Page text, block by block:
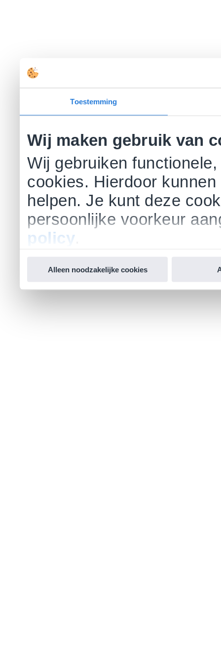
Toestemming
Wij maken gebruik van
Wij gebruiken
cookies. Hierdoor
helpen. Je kunt deze
persoonlijke voorkeur
policy
Alleen noodzakelijke cookies